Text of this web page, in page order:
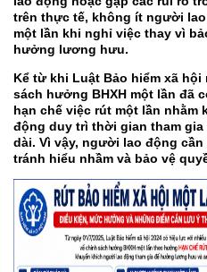
trên thực tế, không ít người
một lần khi nghỉ việc thay vì
hưởng lương hưu.
Kể từ khi Luật Bảo hiểm xã
sách hưởng BHXH một lần đã
hạn chế việc rút một lần nhằm
động duy trì thời gian tham
dài. Vì vậy, người lao động
tránh hiểu nhầm và bảo vệ